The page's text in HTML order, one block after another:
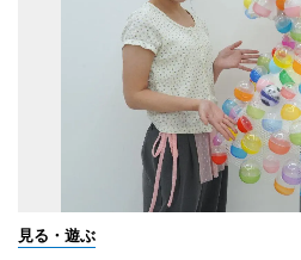
見る・遊ぶ